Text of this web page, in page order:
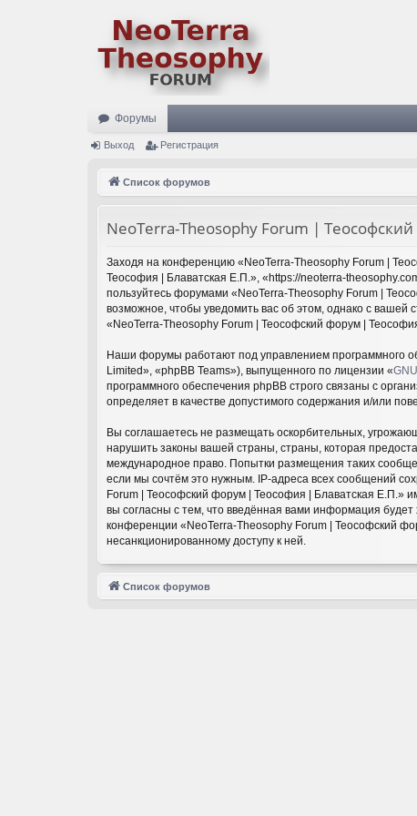
Форумы
Выход Регистрация
Список форумов
NeoTerra-Theosophy Forum |
Заходя на конференцию «NeoTerra-Theosophy Forum |
Теософия | Блаватская Е.П.», «https://neoterra-
пользуйтесь форумами «NeoTerra-Theosophy Forum |
возможное, чтобы уведомить вас об этом, однако с вашей
«NeoTerra-Theosophy Forum | Теософский форум |
Наши форумы работают под управлением программного
Limited», «phpBB Teams»), выпущенного по лицензии «
программного обеспечения phpBB строго связаны с
определяет в качестве допустимого содержания и/или
Вы соглашаетесь не размещать оскорбительных,
нарушить законы вашей страны, страны, которая
международное право. Попытки размещения таких
если мы сочтём это нужным. IP-адреса всех сообщений
Forum | Теософский форум | Теософия | Блаватская Е.П.»
вы согласны с тем, что введённая вами информация
конференции «NeoTerra-Theosophy Forum | Теософский
несанкционированному доступу к ней.
Список форумов